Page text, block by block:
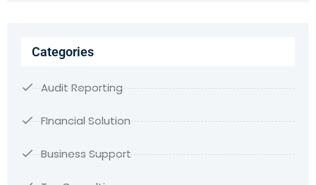
Categories
Audit Reporting
FInancial Solution
Business Support